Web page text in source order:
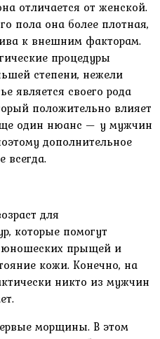
отличается от женской.
пола она более плотная,
к внешним факторам.
процедуры
степени, нежели
является своего рода
положительно влияет
один нюанс — у мужчин
дополнительное
всегда.
для
которые помогут
юношеских прыщей и
кожи. Конечно, на
никто из мужчин
морщины. В этом